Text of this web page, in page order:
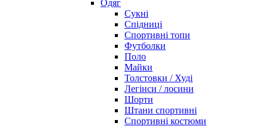
Одяг
Сукні
Спідниці
Спортивні топи
Футболки
Поло
Майки
Толстовки / Худі
Легінси / лосини
Шорти
Штани спортивні
Спортивні костюми